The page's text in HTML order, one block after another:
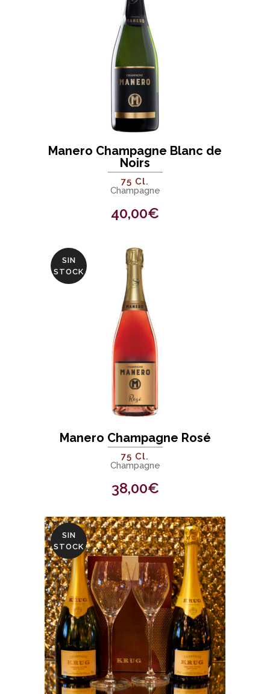
Manero Champagne Blanc de
Noirs
75 Cl.
Champagne
40,00€
SIN
STOCK
Manero Champagne Rosé
75 Cl.
Champagne
38,00€
SIN
STOCK